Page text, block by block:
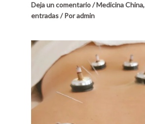
Deja un comentario /Medicina China,
entradas/ Poradmin